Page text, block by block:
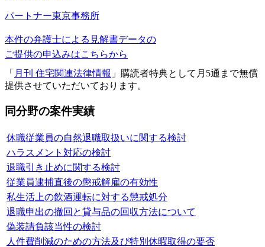
パートナー東京事務所
本件の弁護士による見解書データの
ご提供の申込みはこちらから
「 月刊 住宅関連法律情報 」購読者特典として月5通まで無償
提供させていただいております。
同分野の案件実績
休職従業員の自然退職取扱いに関する検討
ハラスメント対応の検討
退職引き止めに関する検討
従業員逮捕直後の懲戒解雇の有効性
私生活上の飲酒運転に対する懲戒処分
退職申出の撤回と貸与品の回収方法について
偽装請負該当性の検討
人件費削減のための方法及び特別休暇取得の要否